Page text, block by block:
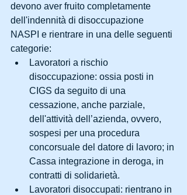
devono aver fruito completamente
dell'indennità di disoccupazione
NASPI e rientrare in una delle seguenti
categorie:
Lavoratori a rischio
disoccupazione: ossia posti in
CIGS da seguito di una
cessazione, anche parziale,
dell'attività dell’azienda, ovvero,
sospesi per una procedura
concorsuale del datore di lavoro; in
Cassa integrazione in deroga, in
contratti di solidarietà.
Lavoratori disoccupati: rientrano in